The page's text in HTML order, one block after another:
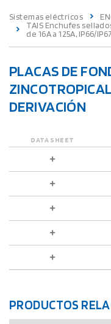
Sistemas eléctricos
TAIS Enchufes
de 16A a 125A, IP66/
PLACAS DE
DERIVACIÓN
DATA SHEET
PRODUCTOS